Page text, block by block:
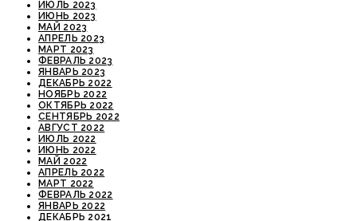
ИЮЛЬ 2023
ИЮНЬ 2023
МАЙ 2023
АПРЕЛЬ 2023
МАРТ 2023
ФЕВРАЛЬ 2023
ЯНВАРЬ 2023
ДЕКАБРЬ 2022
НОЯБРЬ 2022
ОКТЯБРЬ 2022
СЕНТЯБРЬ 2022
АВГУСТ 2022
ИЮЛЬ 2022
ИЮНЬ 2022
МАЙ 2022
АПРЕЛЬ 2022
МАРТ 2022
ФЕВРАЛЬ 2022
ЯНВАРЬ 2022
ДЕКАБРЬ 2021